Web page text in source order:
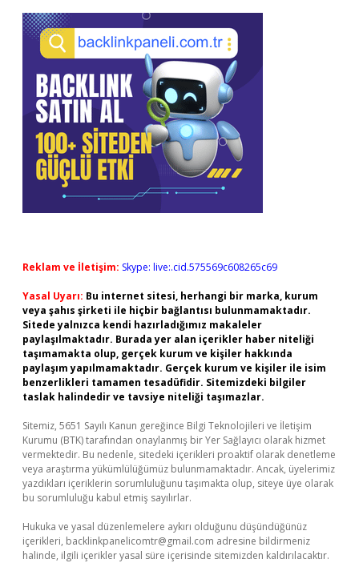
Reklam ve İletişim: Skype: live:.cid.575569c608265c69
Yasal Uyarı: Bu internet sitesi, herhangi bir marka, kurum
veya şahıs şirketi ile hiçbir bağlantısı bulunmamaktadır.
Sitede yalnızca kendi hazırladığımız makaleler
paylaşılmaktadır. Burada yer alan içerikler haber niteliği
taşımamakta olup, gerçek kurum ve kişiler hakkında
paylaşım yapılmamaktadır. Gerçek kurum ve kişiler ile isim
benzerlikleri tamamen tesadüfidir. Sitemizdeki bilgiler
taslak halindedir ve tavsiye niteliği taşımazlar.
Sitemiz, 5651 Sayılı Kanun gereğince Bilgi Teknolojileri ve İletişim
Kurumu (BTK) tarafından onaylanmış bir Yer Sağlayıcı olarak hizmet
vermektedir. Bu nedenle, sitedeki içerikleri proaktif olarak denetleme
veya araştırma yükümlülüğümüz bulunmamaktadır. Ancak, üyelerimiz
yazdıkları içeriklerin sorumluluğunu taşımakta olup, siteye üye olarak
bu sorumluluğu kabul etmiş sayılırlar.
Hukuka ve yasal düzenlemelere aykırı olduğunu düşündüğünüz
içerikleri, backlinkpanelicomtr@gmail.com adresine bildirmeniz
halinde, ilgili içerikler yasal süre içerisinde sitemizden kaldırılacaktır.